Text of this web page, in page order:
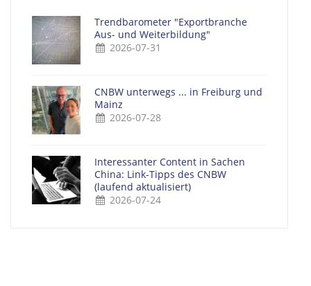
Trendbarometer "Exportbranche
Aus- und Weiterbildung"
2026-07-31
CNBW unterwegs ... in Freiburg und
Mainz
2026-07-28
Interessanter Content in Sachen
China: Link-Tipps des CNBW
(laufend aktualisiert)
2026-07-24